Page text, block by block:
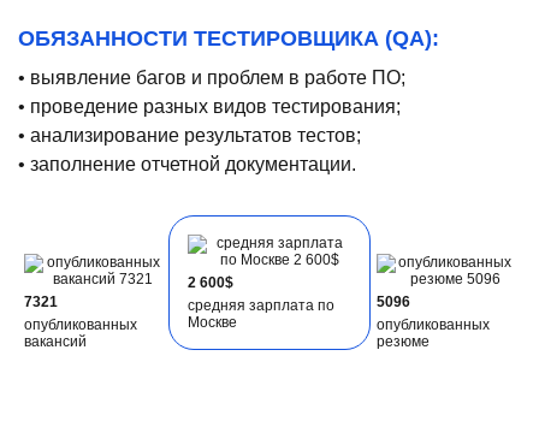
ОБЯЗАННОСТИ ТЕСТИРОВЩИКА (QA):
• выявление багов и проблем в работе ПО;
• проведение разных видов тестирования;
• анализирование результатов тестов;
• заполнение отчетной документации.
7321
опубликованных
вакансий
2 600$
средняя зарплата по
Москве
5096
опубликованных
резюме